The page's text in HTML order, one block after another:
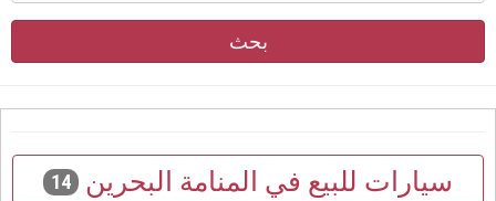
بحث
سيارات للبيع في المنامة البحرين 14